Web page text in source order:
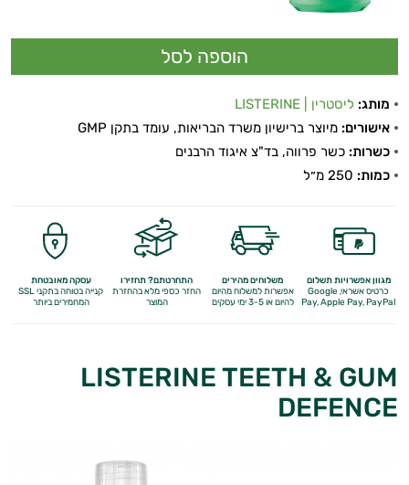
מותג: ליסטרין | LISTERINE
אישורים: מיוצר ברישיון משרד הבריאות, עומד בתקן GMP
כשרות: כשר פרווה, בד"צ איגוד הרבנים
כמות:
מגוון אפשרויות תשלום
כרטיס אשראי, Google
Pay,Apple Pay, PayPal
משלוחים מהירים
אפשרות למשלוח מהיום
להיום או 3-5 ימי עסקים
התחרטתם? תחזירו
החזר כספי מלאבהחזרת
המוצר
עסקה מאובטחת
קנייה בטוחה בתקני SSL
המחמירים ביותר
LISTERINE TEETH & GUM
DEFENCE